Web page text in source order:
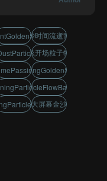
流沙时间流逝背景
酷炫开场粒子特效
效
SandParticleFlowBackground
LED大屏幕金沙特效